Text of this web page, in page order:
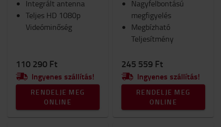
Munkaruha
Téli
Munkahely és raktár
Belső égésű motorral felszerelt targonca
Kategória
Kamerarendszerek
Integrált antenna
Teljes HD 1080p
Videóminőség
110 290 Ft
Ingyenes szállítás!
RENDELJE MEG
ONLINE
Nagyfelbontású
megfigyelés
Megbízható
Teljesítmény
245 559 Ft
Ingyenes szállítás!
RENDELJE MEG
ONLINE